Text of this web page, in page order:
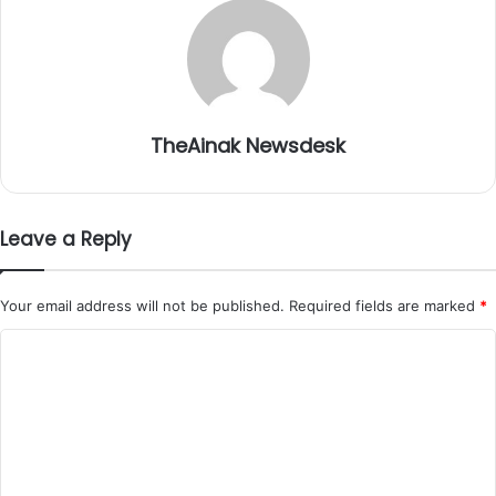
TheAinak Newsdesk
Leave a Reply
Your email address will not be published. Required fields are marked *